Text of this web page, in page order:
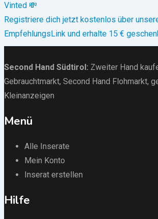
Vinted 💸
Registriere dich jetzt kostenlos über
EmpfehlungsLink und erhalte 15 €
Second Hand Südtirol : Zweiter Hand
Gebrauchtmarkt, Second Hand Flohmarkt,
Kleinanzeigen
Menü
Alle Inserate
Mein Konto
Inserat erstellen
Hilfe